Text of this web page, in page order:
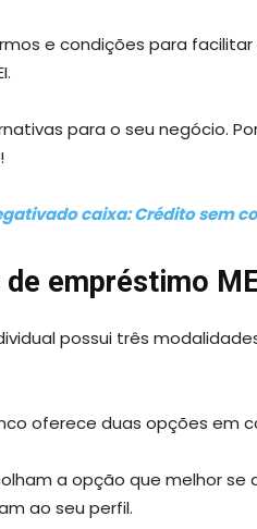
e condições para
para o seu negócio.
caixa: Crédito sem
de empréstimo
possui três
oferece duas opções em
a opção que melhor
ao seu perfil.